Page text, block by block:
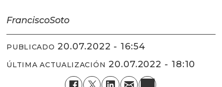
FranciscoSoto
PUBLICADO 20.07.2022 - 16:54
ÚLTIMA ACTUALIZACIÓN 20.07.2022 - 18:10